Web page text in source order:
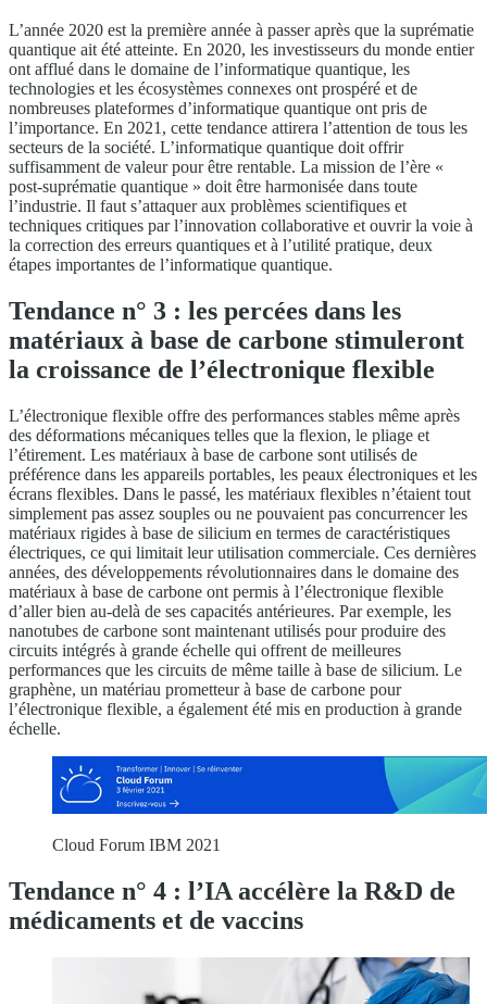
L’année 2020 est la première année à passer après que la suprématie
quantique ait été atteinte. En 2020, les investisseurs du monde entier
ont afflué dans le domaine de l’informatique quantique, les
technologies et les écosystèmes connexes ont prospéré et de
nombreuses plateformes d’informatique quantique ont pris de
l’importance. En 2021, cette tendance attirera l’attention de tous les
secteurs de la société. L’informatique quantique doit offrir
suffisamment de valeur pour être rentable. La mission de l’ère «
post-suprématie quantique » doit être harmonisée dans toute
l’industrie. Il faut s’attaquer aux problèmes scientifiques et
techniques critiques par l’innovation collaborative et ouvrir la voie à
la correction des erreurs quantiques et à l’utilité pratique, deux
étapes importantes de l’informatique quantique.
Tendance n° 3 : les percées dans les
matériaux à base de carbone stimuleront
la croissance de l’électronique flexible
L’électronique flexible offre des performances stables même après
des déformations mécaniques telles que la flexion, le pliage et
l’étirement. Les matériaux à base de carbone sont utilisés de
préférence dans les appareils portables, les peaux électroniques et les
écrans flexibles. Dans le passé, les matériaux flexibles n’étaient tout
simplement pas assez souples ou ne pouvaient pas concurrencer les
matériaux rigides à base de silicium en termes de caractéristiques
électriques, ce qui limitait leur utilisation commerciale. Ces dernières
années, des développements révolutionnaires dans le domaine des
matériaux à base de carbone ont permis à l’électronique flexible
d’aller bien au-delà de ses capacités antérieures. Par exemple, les
nanotubes de carbone sont maintenant utilisés pour produire des
circuits intégrés à grande échelle qui offrent de meilleures
performances que les circuits de même taille à base de silicium. Le
graphène, un matériau prometteur à base de carbone pour
l’électronique flexible, a également été mis en production à grande
échelle.
Cloud Forum IBM 2021
Tendance n° 4 : l’IA accélère la R&D de
médicaments et de vaccins